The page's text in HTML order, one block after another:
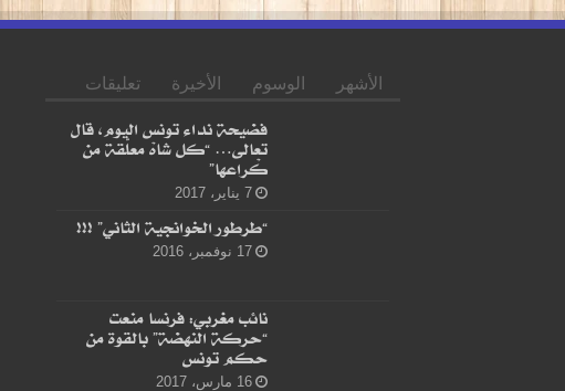
الأشهر الوسوم الأخيرة تعليقات
فضيحة نداء تونس اليوم، قال
تعالى… “كل شاهْ معلّقة من
كْراعها”
7 يناير، 2017
“طرطور الخوانجية الثاني” !!!
17 نوفمبر، 2016
نائب مغربي: فرنسا منعت
“حركة النهضة” بالقوة من
حكم تونس
16 مارس، 2017